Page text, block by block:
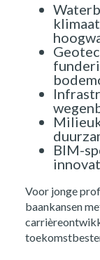
BIM-
Voor jonge
baankansen